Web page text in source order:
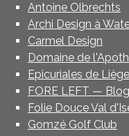
Antoine Olbrechts
Archi Design à
Carmel Design
Domaine de
Epicuriales de Liège
FORE LEFT —
Folie Douce Val
Gomzé Golf Club